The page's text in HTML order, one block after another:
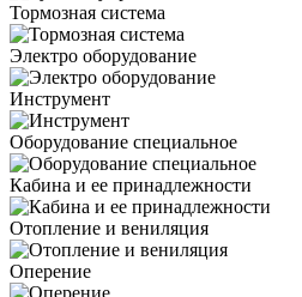
Тормозная система
Электро оборудование
Инструмент
Оборудование специальное
Кабина и ее принадлежности
Отопление и вениляция
Оперение